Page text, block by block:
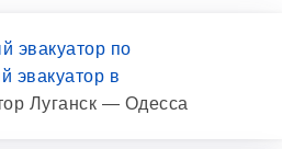
эвакуатор по
эвакуатор в
Луганск — Одесса